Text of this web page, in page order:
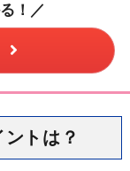
！／
トは？